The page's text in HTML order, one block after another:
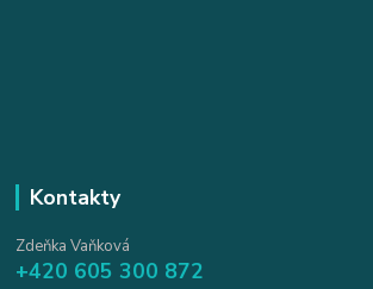
Kontakty
Zdeňka Vaňková
+420 605 300 872